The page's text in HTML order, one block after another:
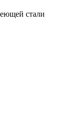
стали